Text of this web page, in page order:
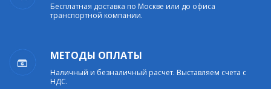
Бесплатная доставка по Москве или до офиса
транспортной компании.
МЕТОДЫ ОПЛАТЫ
Наличный и безналичный расчет. Выставляем счета с
НДС.